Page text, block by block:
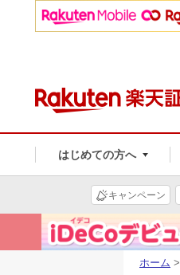
はじめての方へ
キャンペーン
ホーム >